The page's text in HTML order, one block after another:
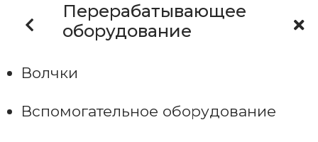
Перерабатывающее
оборудование
Волчки
Вспомогательное оборудование